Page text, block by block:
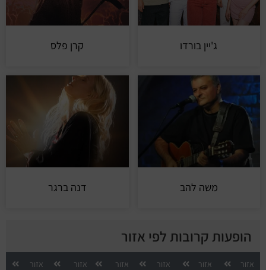
ג'יין בורדו קרן פלס
משה להב דנה ברגר
הופעות קרובות לפי אזור
אזור
אזור
אזור
אזור
אזור
אזור